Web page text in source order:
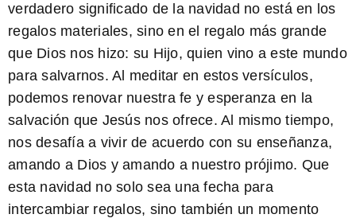
verdadero significado de la navidad no está en los
regalos materiales, sino en el regalo más grande
que Dios nos hizo: su Hijo, quien vino a este mundo
para salvarnos. Al meditar en estos versículos,
podemos renovar nuestra fe yesperanza en la
salvación que Jesús nos ofrece. Al mismo tiempo,
nos desafía a vivir de acuerdo con su enseñanza,
amando a Dios y amando a nuestro prójimo. Que
esta navidad no solo sea una fecha para
intercambiar regalos, sino también un momento